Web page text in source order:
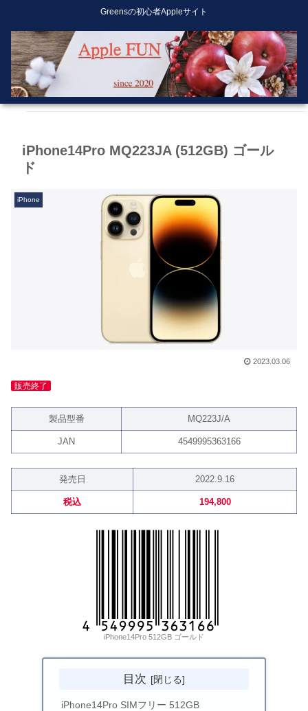
Greensの初心者Appleサイト
iPhone14Pro MQ223JA (512GB) ゴール
ド
iPhone
2023.03.06
販売終了
製品型番 MQ223J/A
JAN 4549995363166
発売日 2022.9.16
税込 194,800
iPhone14Pro 512GB ゴールド
目次
iPhone14Pro SIMフリー 512GB